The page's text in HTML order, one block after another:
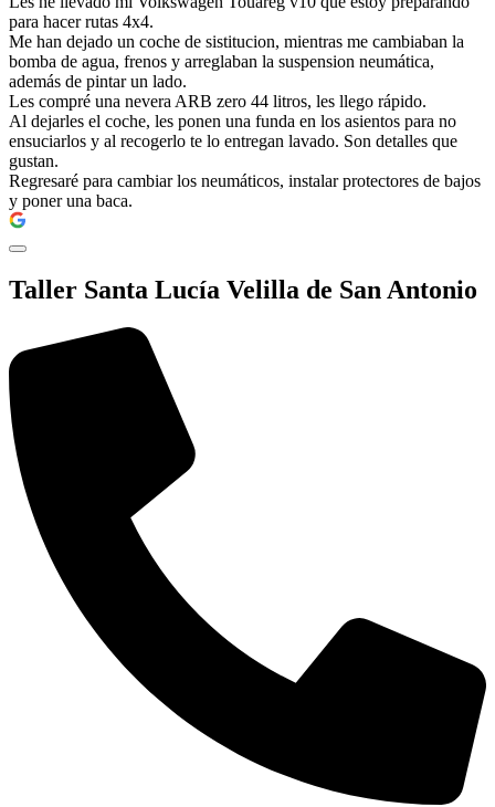
para hacer rutas 4x4.
Me han dejado un coche de sistitucion, mientras me cambiaban la
bomba de agua, frenos y arreglaban la suspension neumática,
además de pintar un lado.
Les compré una nevera ARB zero 44 litros, les llego rápido.
Al dejarles el coche, les ponen una funda en los asientos para no
ensuciarlos y al recogerlo te lo entregan lavado. Son detalles que
gustan.
Regresaré para cambiar los neumáticos, instalar protectores de bajos
y poner una baca.
Taller Santa Lucía Velilla de San Antonio